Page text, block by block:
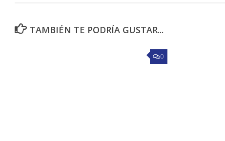
TAMBIÉN TE PODRÍA GUSTAR...
0